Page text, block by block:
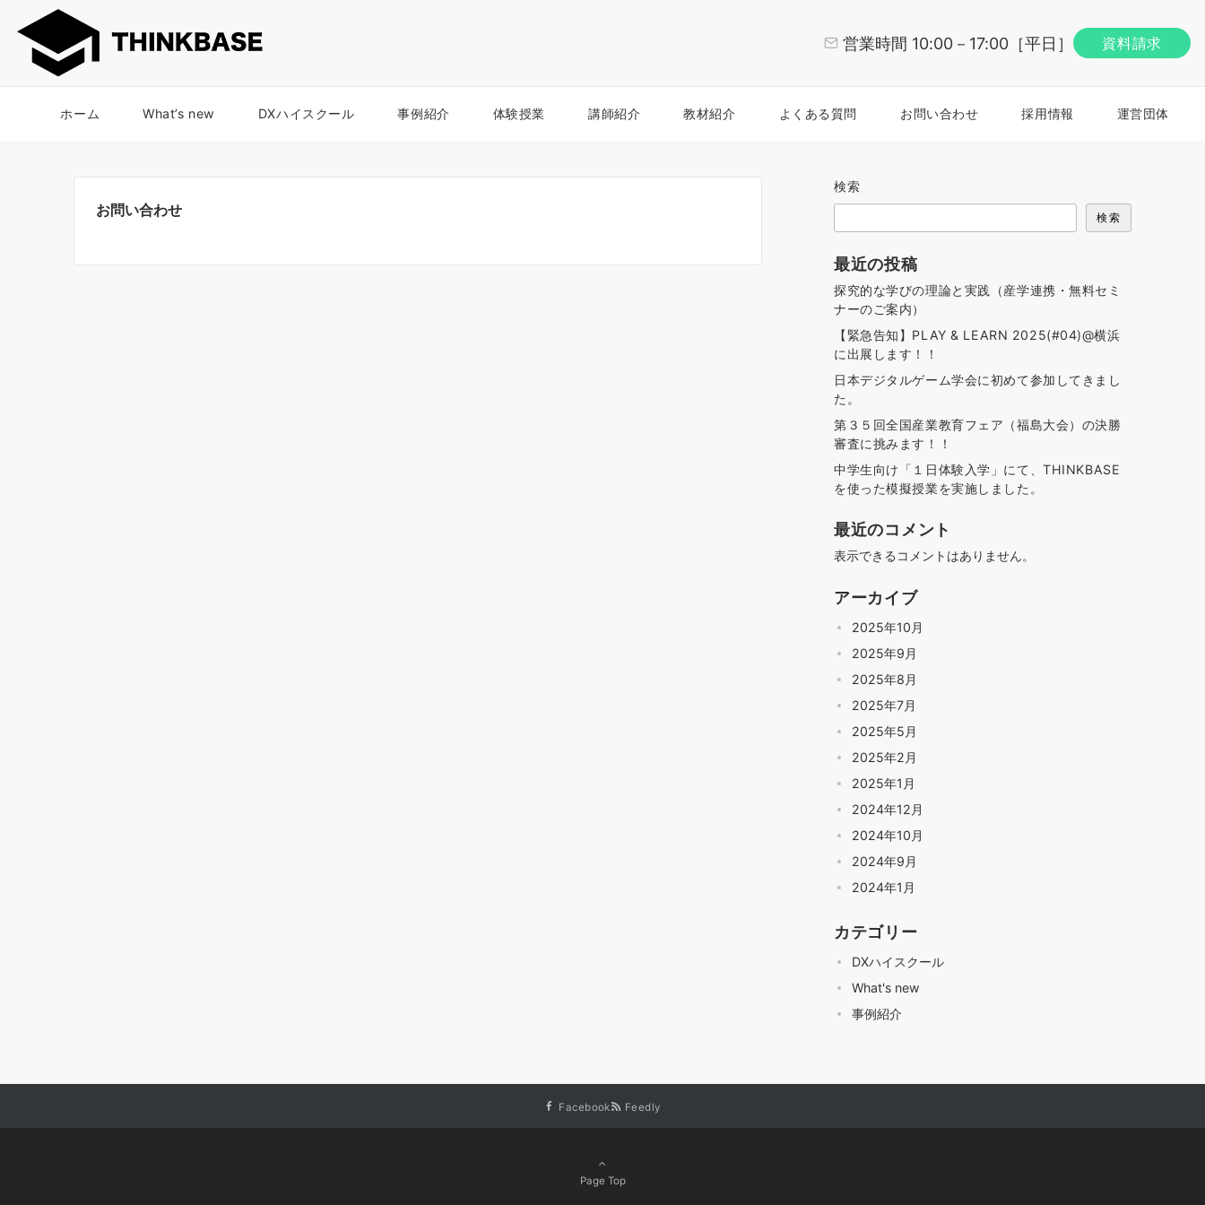
営業時間 10:00－17:00［平日］ 資料請求
ホーム What’s new DXハイスクール 事例紹介 体験授業 講師紹介 教材紹介 よくある質問 お問い合わせ 採用情報 運営団体
お問い合わせ
検索
検索
最近の投稿
探究的な学びの理論と実践（産学連携・無料セミ
ナーのご案内）
【緊急告知】PLAY & LEARN 2025(#04)@横浜
に出展します！！
日本デジタルゲーム学会に初めて参加してきまし
た。
第３５回全国産業教育フェア（福島大会）の決勝
審査に挑みます！！
中学生向け「１日体験入学」にて、THINKBASE
を使った模擬授業を実施しました。
最近のコメント
表示できるコメントはありません。
アーカイブ
2025年10月
2025年9月
2025年8月
2025年7月
2025年5月
2025年2月
2025年1月
2024年12月
2024年10月
2024年9月
2024年1月
カテゴリー
DXハイスクール
What's new
事例紹介
Facebook Feedly
Page Top